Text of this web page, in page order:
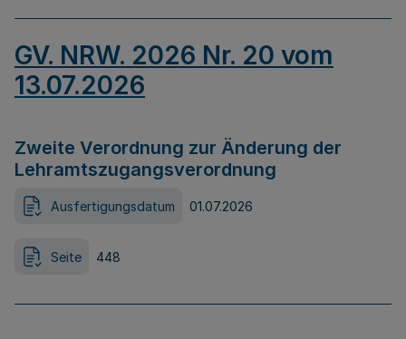
GV. NRW. 2026 Nr. 20 vom
13.07.2026
Zweite Verordnung zur Änderung der
Lehramtszugangsverordnung
Ausfertigungsdatum 01.07.2026
Seite 448